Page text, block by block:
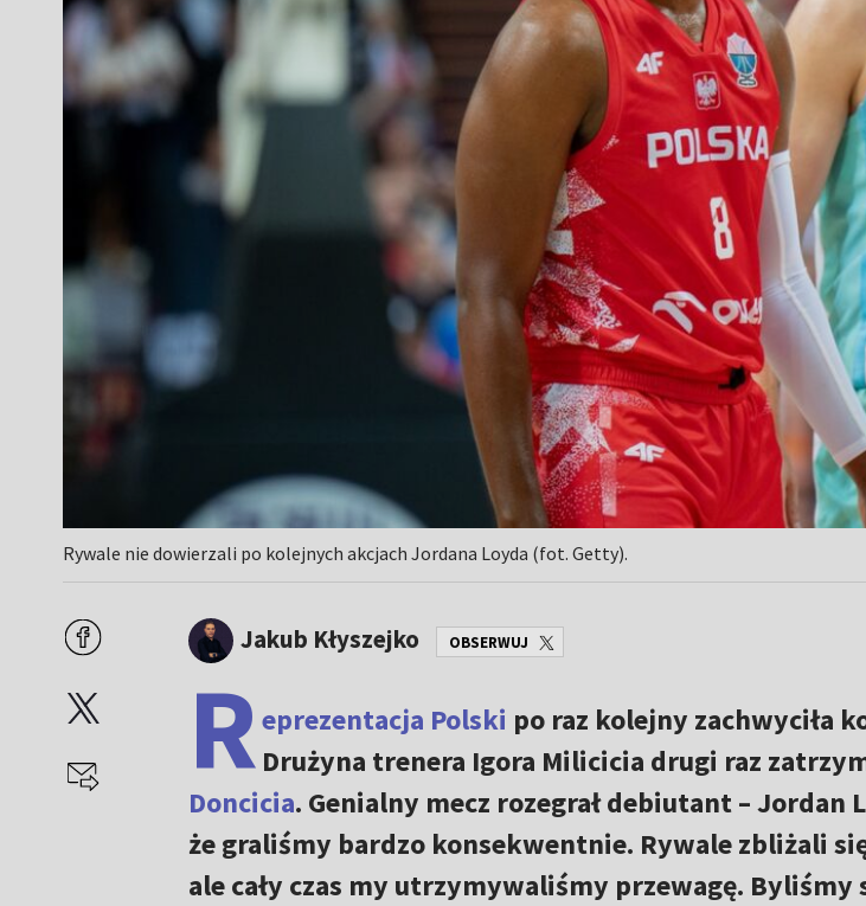
Rywale nie dowierzali po kolejnych akcjach Jordana Loyda (fot. Getty).
Jakub Kłyszejko OBSERWUJ
Reprezentacja Polski po raz kolejny zachwyciła
Drużyna trenera Igora Milicicia drugi raz
Doncicia. Genialny mecz rozegrał debiutant – Jordan
że graliśmy bardzo konsekwentnie. Rywale zbliżali
ale cały czas my utrzymywaliśmy przewagę.